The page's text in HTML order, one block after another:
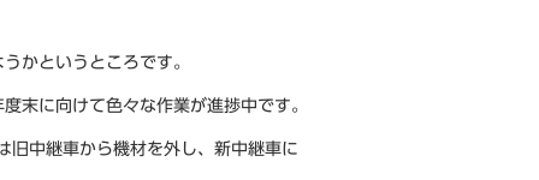
かというところです。
末に向けて色々な作業が進捗中です。
旧中継車から機材を外し、新中継車に